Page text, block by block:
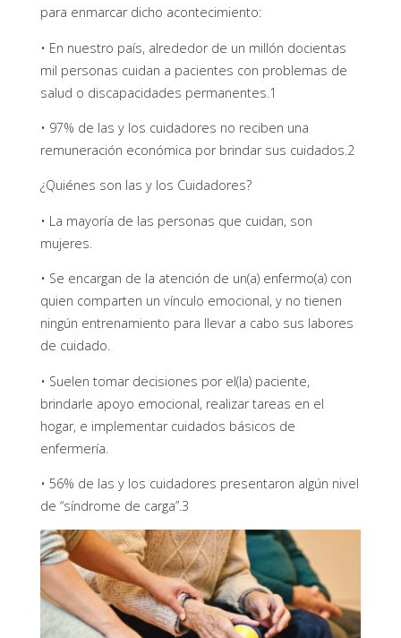
para enmarcar dicho acontecimiento:
• En nuestro país, alrededor de un millón docientas
mil personas cuidan a pacientes con problemas de
salud o discapacidades permanentes.1
• 97% de las y los cuidadores no reciben una
remuneración económica por brindar sus cuidados.2
¿Quiénes son las y los Cuidadores?
• La mayoría de las personas que cuidan, son
mujeres.
• Se encargan de la atención de un(a) enfermo(a) con
quien comparten un vínculo emocional, y no tienen
ningún entrenamiento para llevar a cabo sus labores
de cuidado.
• Suelen tomar decisiones por el(la) paciente,
brindarle apoyo emocional, realizar tareas en el
hogar, e implementar cuidados básicos de
enfermería.
• 56% de las y los cuidadores presentaron algún nivel
de “síndrome de carga”.3